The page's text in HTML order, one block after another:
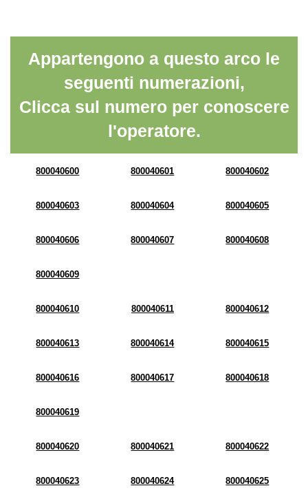
Appartengono a questo arco le
seguenti numerazioni,
Clicca sul numero per conoscere
l'operatore.
800040600 800040601 800040602
800040603 800040604 800040605
800040606 800040607 800040608
800040609
800040610 800040611 800040612
800040613 800040614 800040615
800040616 800040617 800040618
800040619
800040620 800040621 800040622
800040623 800040624 800040625